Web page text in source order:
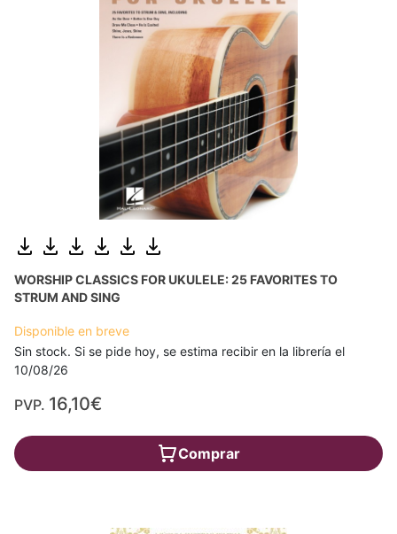
WORSHIP CLASSICS FOR UKULELE: 25 FAVORITES TO
STRUM AND SING
Disponible en breve
Sin stock. Si se pide hoy, se estima recibir en la librería el
10/08/26
PVP. 16,10€
Comprar